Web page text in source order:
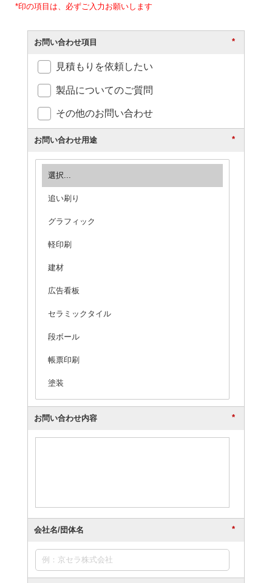
*印の項目は、必ずご入力お願いします
*
お問い合わせ項目
見積もりを依頼したい
製品についてのご質問
その他のお問い合わせ
*
お問い合わせ用途
*
お問い合わせ内容
*
会社名/団体名